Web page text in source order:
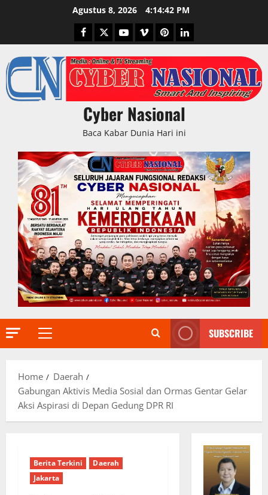
Agustus 8, 2026 4:14:43 PM
Facebook
TwitterYoutubeVimeoPinterestLinkedIn
Cyber Nasional
Baca Kabar Dunia Hari ini
Primary
SUBSCRIBE
Home
Daerah
Gabungan Aktivis Media Sosial dan Ormas Gentar Gelar
Aksi Aspirasi di Depan Gedung DPR RI
Berita Terkini
Daerah
Jakarta